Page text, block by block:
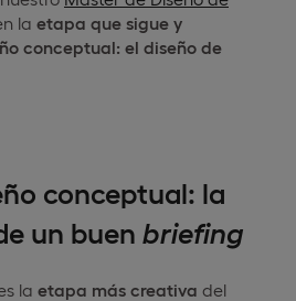
la etapa que sigue y
conceptual: el diseño de
conceptual: la
un buen briefing
la etapa más creativa del